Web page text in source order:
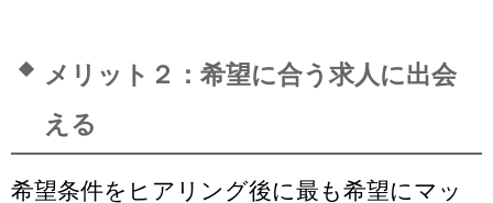
メリット２：希望に合う求人に出会
える
希望条件をヒアリング後に最も希望にマッ